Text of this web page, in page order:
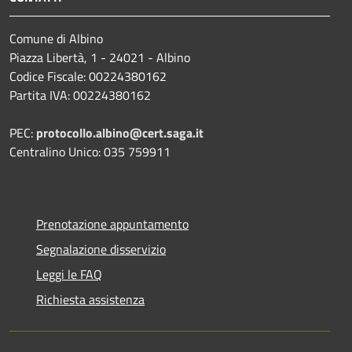
Comune di Albino
Piazza Libertà, 1 - 24021 - Albino
Codice Fiscale: 00224380162
Partita IVA: 00224380162
PEC: protocollo.albino@cert.saga.it
Centralino Unico: 035 759911
Prenotazione appuntamento
Segnalazione disservizio
Leggi le FAQ
Richiesta assistenza